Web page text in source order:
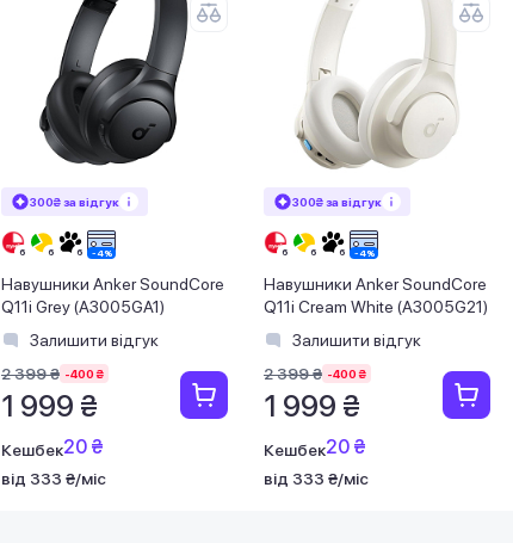
300₴ за відгук
Навушники Anker SoundCore
Q11i Grey (A3005GA1)
Залишити відгук
2 399 ₴ -400 ₴
1 999 ₴
Кешбек20 ₴
від 333 ₴/міс
300₴ за відгук
Навушники Anker SoundCore
Q11i Cream White (A3005G21)
Залишити відгук
2 399 ₴ -400 ₴
1 999 ₴
Кешбек20 ₴
від 333 ₴/міс